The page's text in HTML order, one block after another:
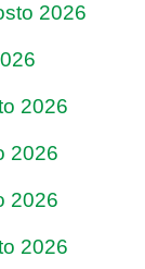
2026
2026
2026
2026
2026